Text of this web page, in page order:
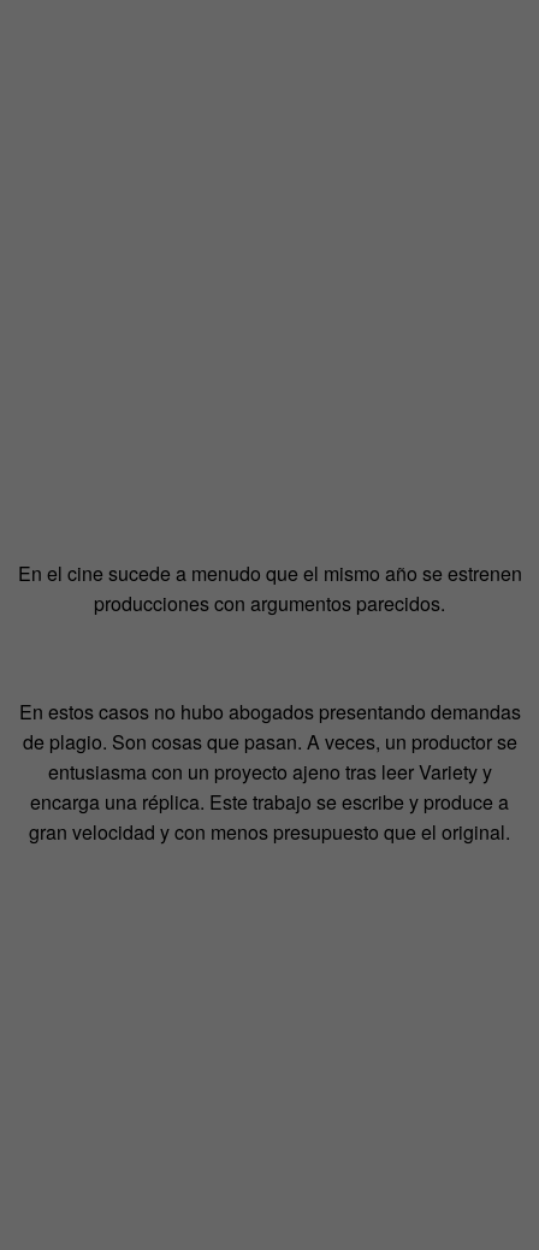
En el cine sucede a menudo que el mismo año se estrenen
producciones con argumentos parecidos.
En estos casos no hubo abogados presentando demandas
de plagio. Son cosas que pasan. A veces, un productor se
entusiasma con un proyecto ajeno tras leer Variety y
encarga una réplica. Este trabajo se escribe y produce a
gran velocidad y con menos presupuesto que el original.